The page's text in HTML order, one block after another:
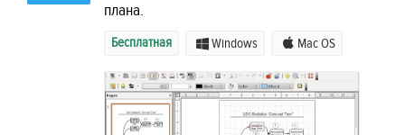
плана.
Бесплатная Windows Mac OS